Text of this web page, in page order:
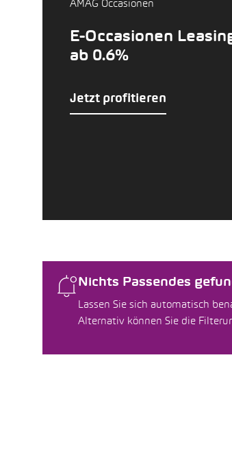
Nichts Passendes
Lassen Sie sich automatisch
Alternativ können Sie die
AMAG Occasionen
E-Occasionen
ab 0.6%
Jetzt profitieren